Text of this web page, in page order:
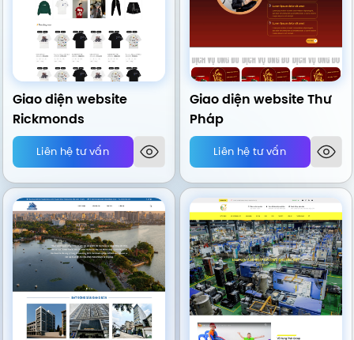
Giao diện website
Rickmonds
Liên hệ tư vấn
Giao diện website Thư
Pháp
Liên hệ tư vấn